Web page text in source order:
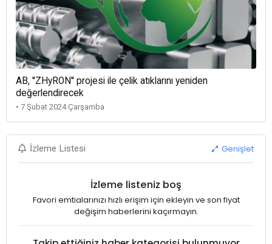
AB, ''ZHyRON'' projesi ile çelik atıklarını yeniden
değerlendirecek
• 7 Şubat 2024 Çarşamba
İzleme Listesi Genişlet
İzleme listeniz boş
Favori emtialarınızı hızlı erişim için ekleyin ve son fiyat
değişim haberlerini kaçırmayın.